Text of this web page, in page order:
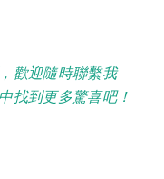
歡迎隨時聯繫我
找到更多驚喜吧！